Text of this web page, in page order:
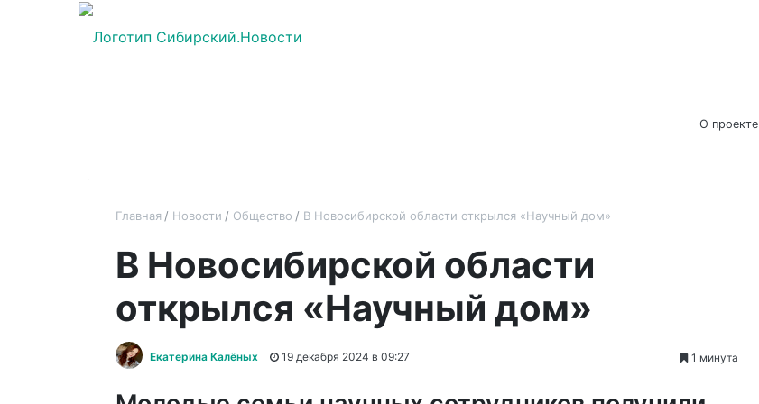
О проекте
Главная Новости Общество В Новосибирской области открылся «Научный дом»
В Новосибирской области
открылся «Научный дом»
Екатерина Калёных 19 декабря 2024 в 09:27 1 минута